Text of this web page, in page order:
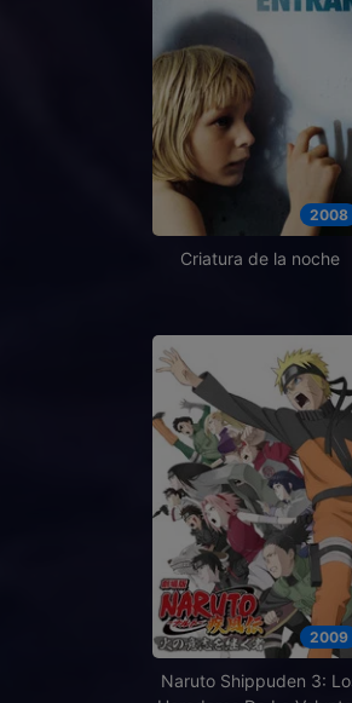
2008
Criatura de la noche
2009
Naruto Shippuden 3: